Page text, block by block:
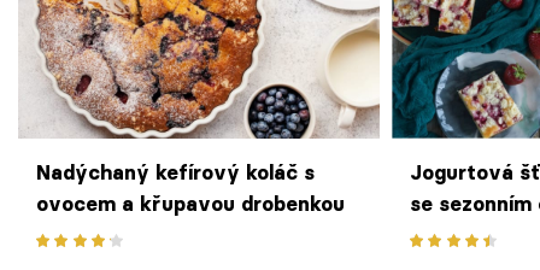
Nadýchaný kefírový koláč s
ovocem a křupavou drobenkou
Jogurtová
se
drobenkou